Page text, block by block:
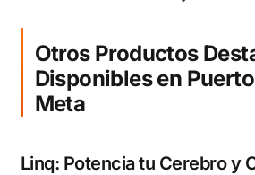
Otros Productos
Disponibles en
Meta
Linq: Potencia tu Cerebro y